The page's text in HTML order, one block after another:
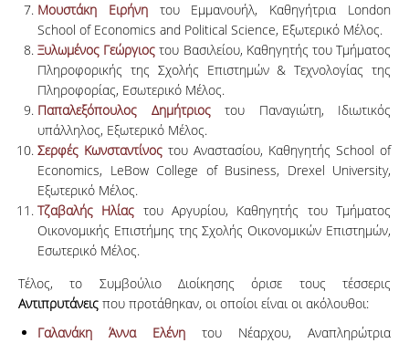
Μουστάκη Ειρήνητου Εμμανουήλ, Καθηγήτρια London
School of Economics and Political Science, Εξωτερικό Μέλος.
Ξυλωμένος Γεώργιος του Βασιλείου, Καθηγητής του Τμήματος
Πληροφορικής της Σχολής Επιστημών & Τεχνολογίας της
Πληροφορίας, Εσωτερικό Μέλος.
Παπαλεξόπουλος Δημήτριοςτου Παναγιώτη, Ιδιωτικός
υπάλληλος, Εξωτερικό Μέλος.
Σερφές Κωνσταντίνος του Αναστασίου, Καθηγητής School of
Economics, LeBow College of Business, Drexel University,
Εξωτερικό Μέλος.
Τζαβαλής Ηλίας του Αργυρίου, Καθηγητής του Τμήματος
Οικονομικής Επιστήμης της Σχολής Οικονομικών Επιστημών,
Εσωτερικό Μέλος.
Τέλος, το Συμβούλιο Διοίκησης όρισε τους τέσσερις
Αντιπρυτάνεις που προτάθηκαν, οι οποίοι είναι οι ακόλουθοι:
Γαλανάκη Άννα Ελένη του Νέαρχου, Αναπληρώτρια